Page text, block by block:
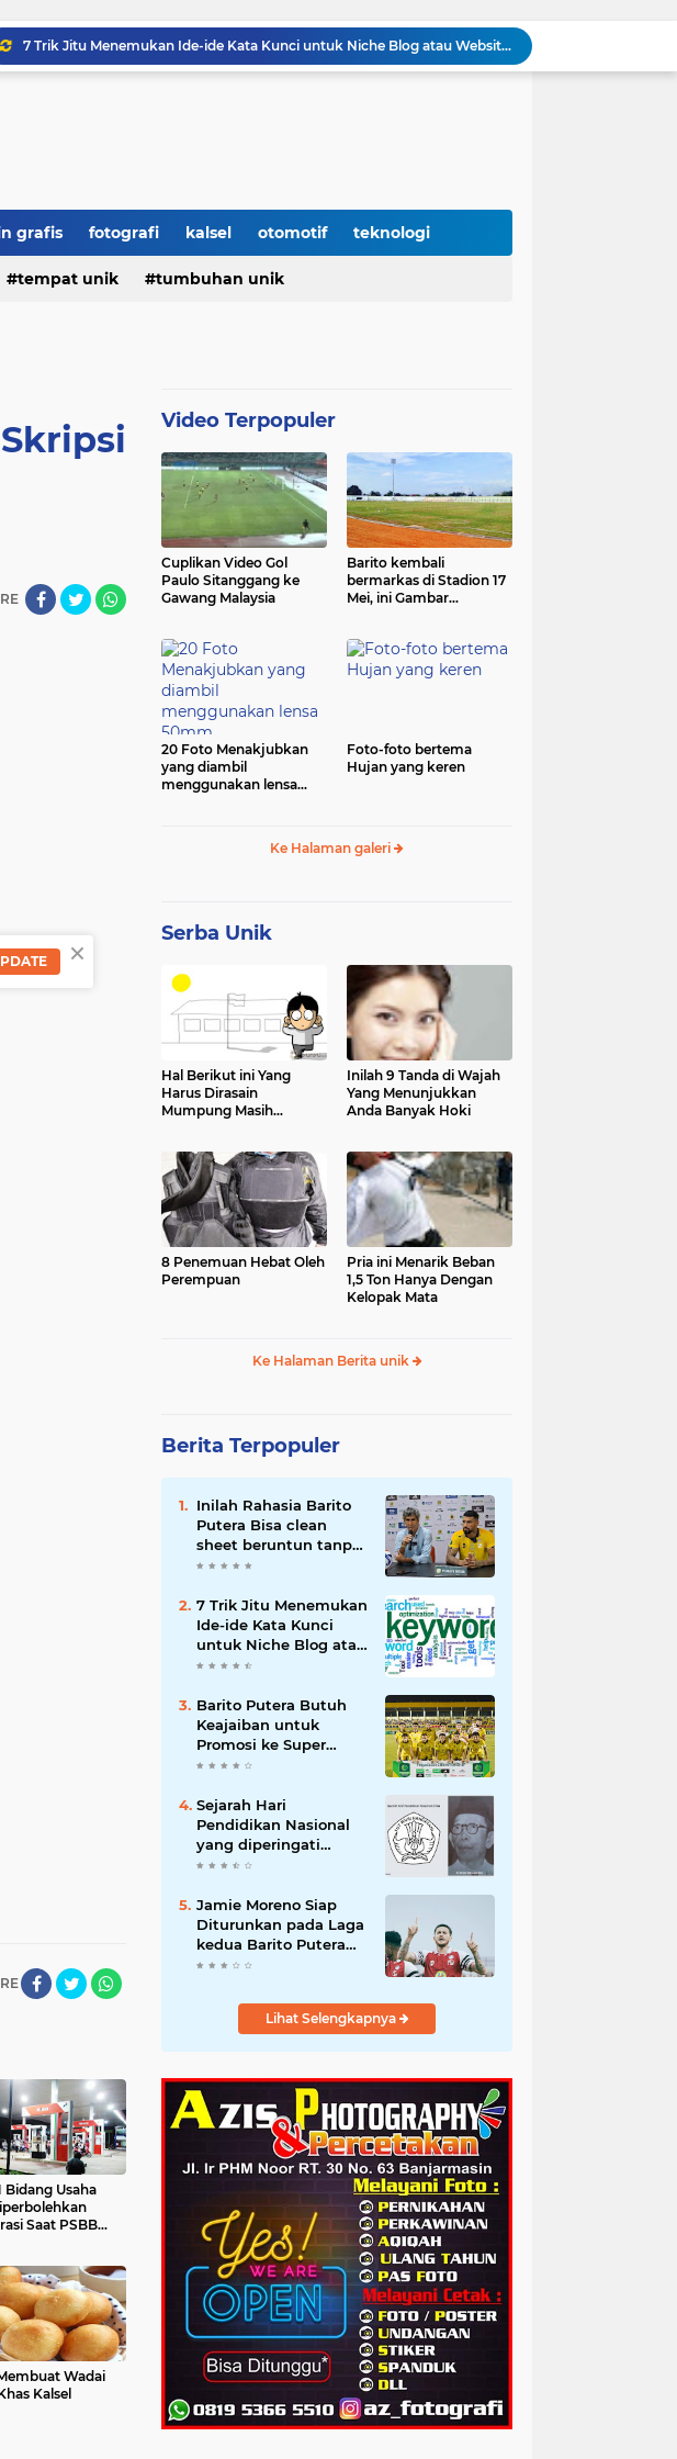
7 Trik Jitu Menemukan Ide-ide Kata Kunci untuk Niche Blog atau Website Kita
Jaime Moreno Resmi dilepas Barito Putera ke klub Venezuela, Carabobo FC
7 Fakta Unik Tentang Menangis
Sejarah Hari Pendidikan Nasional yang diperingati setiap 2 Mei
grafis fotografi kalsel otomotif teknologi
tempat unik tumbuhan unik
Bidang Usaha
Saat PSBB
Wadai
Kalsel
Video Terpopuler
Cuplikan Video Gol
Paulo Sitanggang ke
Gawang Malaysia
Barito kembali
bermarkas di Stadion 17
Mei, ini Gambar
20 Foto Menakjubkan
yang diambil
menggunakan lensa
Foto-foto bertema
Hujan yang keren
Ke Halaman galeri
Serba Unik
Hal Berikut ini Yang
Harus Dirasain
Mumpung Masih
Inilah 9 Tanda di Wajah
Yang Menunjukkan
Anda Banyak Hoki
8 Penemuan Hebat Oleh
Perempuan
Pria ini Menarik Beban
1,5 Ton Hanya Dengan
Kelopak Mata
Ke Halaman Berita unik
Berita Terpopuler
Inilah Rahasia Barito
Putera Bisa clean
sheet beruntun tanpa
Kebobolan Hingga
7 Trik Jitu Menemukan
Ide-ide Kata Kunci
untuk Niche Blog atau
Website Kita
Barito Putera Butuh
Keajaiban untuk
Promosi ke Super
League Musim Depan,
Sleman
Sejarah Hari
Pendidikan Nasional
yang diperingati
setiap 2 Mei
Jamie Moreno Siap
Diturunkan pada Laga
kedua Barito Putera
VS Deltras
Lihat Selengkapnya
×